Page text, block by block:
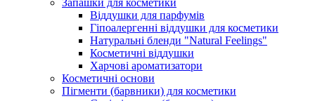
Запашки для косметики
Віддушки для парфумів
Гіпоалергенні віддушки для косметики
Натуральні бленди "Natural Feelings"
Косметичні віддушки
Харчові ароматизатори
Косметичні основи
Пігменти (барвники) для косметики